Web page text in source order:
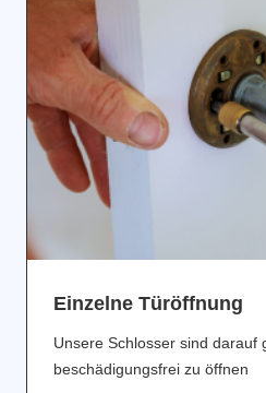
Einzelne Türöffnung
Unsere Schlosser sind darauf
beschädigungsfrei zu öffnen